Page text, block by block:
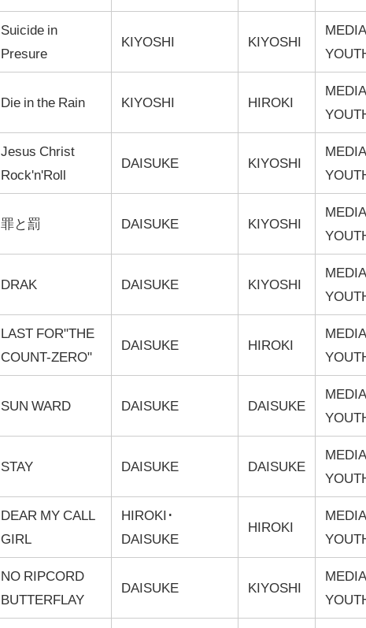
Suicide in
Presure
KIYOSHI KIYOSHI
Die in the Rain KIYOSHI HIROKI
Jesus Christ
Rock'n'Roll
DAISUKE KIYOSHI
罪と罰 DAISUKE KIYOSHI
DRAK DAISUKE KIYOSHI
LAST FOR"THE
COUNT-ZERO"
DAISUKE HIROKI
SUN WARD DAISUKE DAISUKE
STAY DAISUKE DAISUKE
DEAR MY CALL
GIRL
HIROKI･
DAISUKE
HIROKI
NO RIPCORD
BUTTERFLAY
DAISUKE KIYOSHI